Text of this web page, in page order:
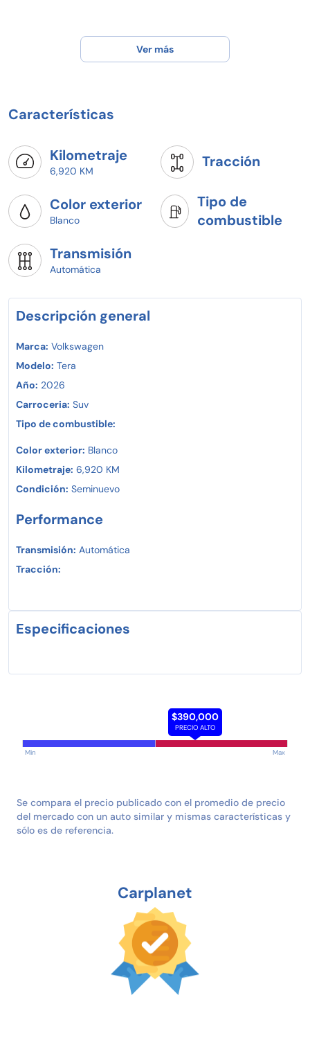
Ver más
Características
Kilometraje
6,920 KM
Tracción
Color exterior
Blanco
Tipo de
combustible
Transmisión
Automática
Descripción general
Marca: Volkswagen
Modelo: Tera
Año: 2026
Carroceria: Suv
Tipo de combustible:
Color exterior: Blanco
Kilometraje: 6,920 KM
Condición: Seminuevo
Performance
Transmisión: Automática
Tracción:
Especificaciones
$390,000
PRECIO ALTO
Min Max
Se compara el precio publicado con el promedio de precio
del mercado con un auto similar y mismas características y
sólo es de referencia.
Carplanet